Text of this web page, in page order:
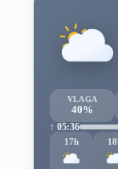
VLAGA
40%
↑ 05:36
17h